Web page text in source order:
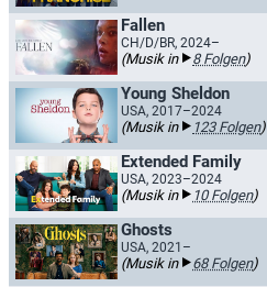
Fallen
CH/D/BR, 2024–
(Musik in 8 Folgen)
Young Sheldon
USA, 2017–2024
(Musik in 123 Folgen)
Extended Family
USA, 2023–2024
(Musik in 10 Folgen)
Ghosts
USA, 2021–
(Musik in 68 Folgen)